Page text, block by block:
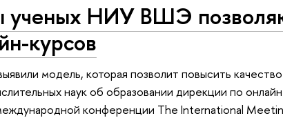
ученых НИУ ВШЭ
курсов
модель, которая позволит повысить
наук об образовании дирекции по
конференции The International